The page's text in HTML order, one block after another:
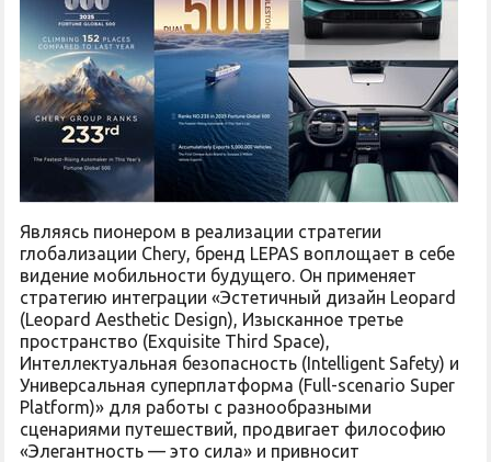
Являясь пионером в реализации стратегии
глобализации Chery, бренд LEPAS воплощает в себе
видение мобильности будущего. Он применяет
стратегию интеграции «Эстетичный дизайн Leopard
(Leopard Aesthetic Design), Изысканное третье
пространство (Exquisite Third Space),
Интеллектуальная безопасность (Intelligent Safety) и
Универсальная суперплатформа (Full-scenario Super
Platform)» для работы с разнообразными
сценариями путешествий, продвигает философию
«Элегантность — это сила» и привносит